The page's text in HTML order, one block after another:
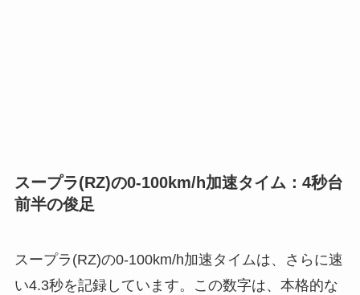
スープラ(RZ)の0-100km/h加速タイム：4秒台
前半の俊足
スープラ(RZ)の0-100km/h加速タイムは、さらに速
い4.3秒を記録しています。この数字は、本格的な